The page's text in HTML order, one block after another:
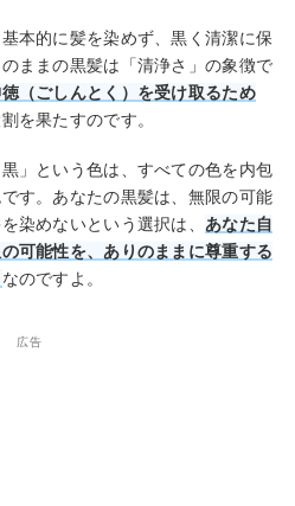
本的に髪を染めず、黒く清潔に保
ままの黒髪は「清浄さ」の象徴で
（ごしんとく）を受け取るため
を果たすのです。
」という色は、すべての色を内包
す。あなたの黒髪は、無限の可能
染めないという選択は、 あなた自
可能性を、ありのままに尊重する
なのですよ。
広告